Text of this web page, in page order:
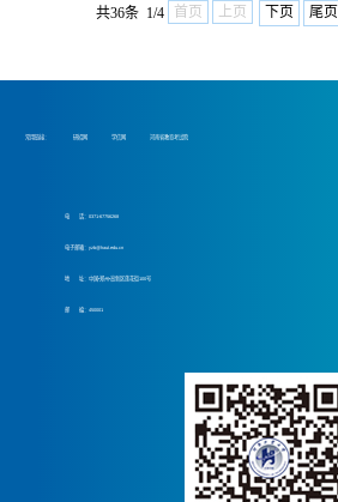
共36条 1/4 首页 上页 下页 尾页
常用链接： 研招网 学信网 河南省教育考试院
电 话：0371-67756268
电子邮箱：yzb@haut.edu.cn
地 址：中国•郑州•高新区莲花街100号
邮 编：450001